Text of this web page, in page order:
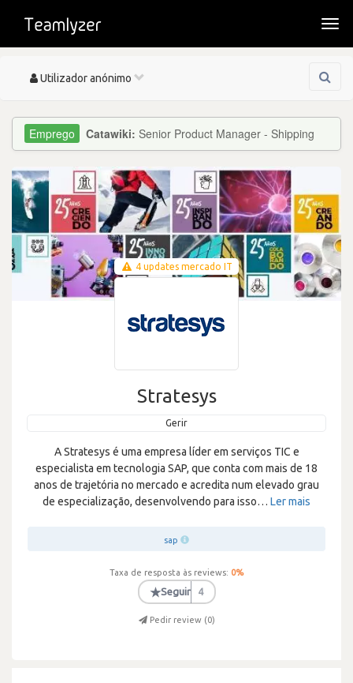
Toggle
Utilizador anónimo
Catawiki: Senior Product Manager - Shipping
4 updates mercado IT
Stratesys
Gerir
A Stratesys é uma empresa líder em serviços TIC e
especialista em tecnologia SAP, que conta com mais de 18
anos de trajetória no mercado e acredita num elevado grau
de especialização, desenvolvendo para isso… Ler mais
sap
Taxa de resposta às reviews: 0%
★Seguir 4
Pedir review (0)